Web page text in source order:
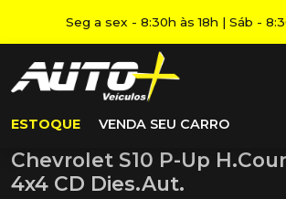
Seg a sex - 8:30h às 18h | Sáb -
ESTOQUE VENDA SEU CARRO
Chevrolet S10 P-Up
4x4 CD Dies.Aut.